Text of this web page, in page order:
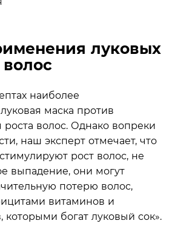
луковых
наиболее
маска против
волос. Однако вопреки
наш эксперт отмечает, что
рост волос, не
выпадение, они могут
потерю волос,
витаминов и
которыми богат луковый сок».